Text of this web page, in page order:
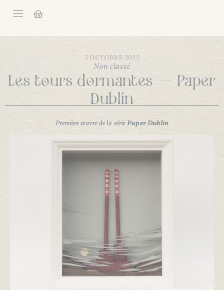
5 octobre 2025
Non classé
Les tours dormantes — Paper
Dublin
Première œuvre de la sériePaper Dublin